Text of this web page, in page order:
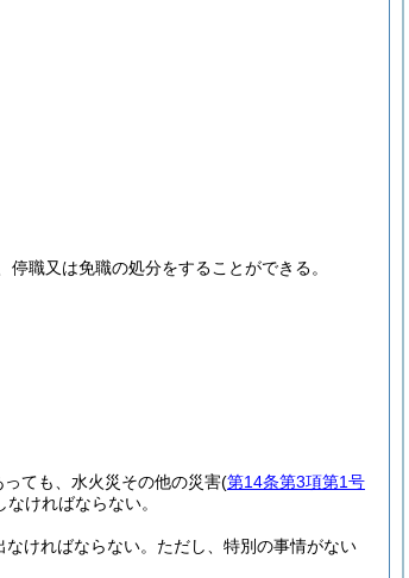
職又は免職の処分をすることができる。
ても、水火災その他の災害(第14条第3項第1号
ければならない。
ければならない。 ただし、特別の事情がない